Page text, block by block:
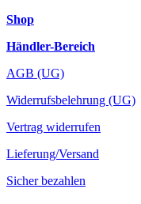
Shop
Händler-Bereich
AGB (UG)
Widerrufsbelehrung (UG)
Vertrag widerrufen
Lieferung/Versand
Sicher bezahlen